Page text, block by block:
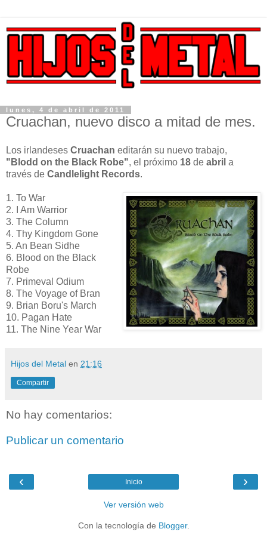
lunes, 4 de abril de 2011
Cruachan, nuevo disco a mitad de mes.
Los irlandeses Cruachan editarán su nuevo trabajo,
"Blodd on the Black Robe", el próximo 18 de abril a
través de Candlelight Records.
1. To War
2. I Am Warrior
3. The Column
4. Thy Kingdom Gone
5. An Bean Sidhe
6. Blood on the Black
Robe
7. Primeval Odium
8. The Voyage of Bran
9. Brian Boru's March
10. Pagan Hate
11. The Nine Year War
Hijos del Metal en 21:16
Compartir
No hay comentarios:
Publicar un comentario
‹ ›
Inicio
Ver versión web
Con la tecnología de Blogger.